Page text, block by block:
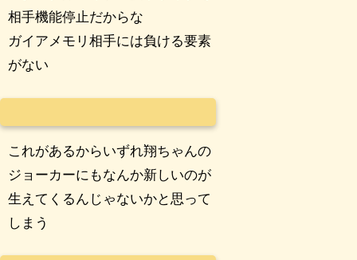
相手機能停止だからな
ガイアメモリ相手には負ける要素
がない
これがあるからいずれ翔ちゃんの
ジョーカーにもなんか新しいのが
生えてくるんじゃないかと思って
しまう